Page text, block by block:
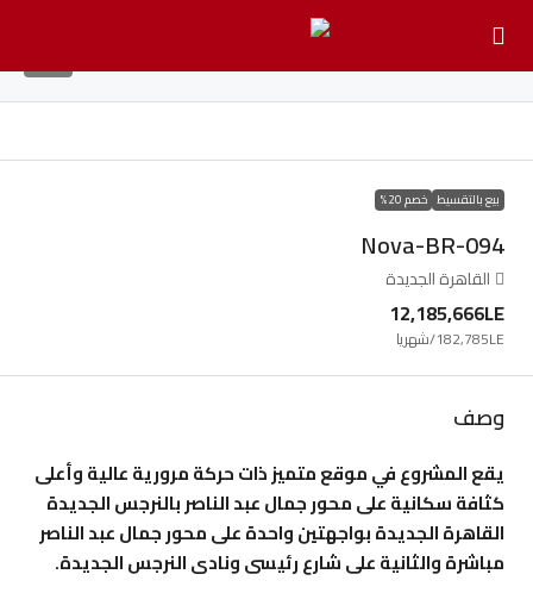
بيع بالتقسيط خصم 20%
Nova-BR-094
القاهرة الجديدة
12,185,666LE
182,785LE/شهريا
وصف
يقع المشروع في موقع متميز ذات حركة مرورية عالية وأعلى
كثافة سكانية على محور جمال عبد الناصر بالنرجس الجديدة
القاهرة الجديدة بواجهتين واحدة على محور جمال عبد الناصر
مباشرة والثانية على شارع رئيسى ونادى النرجس الجديدة.